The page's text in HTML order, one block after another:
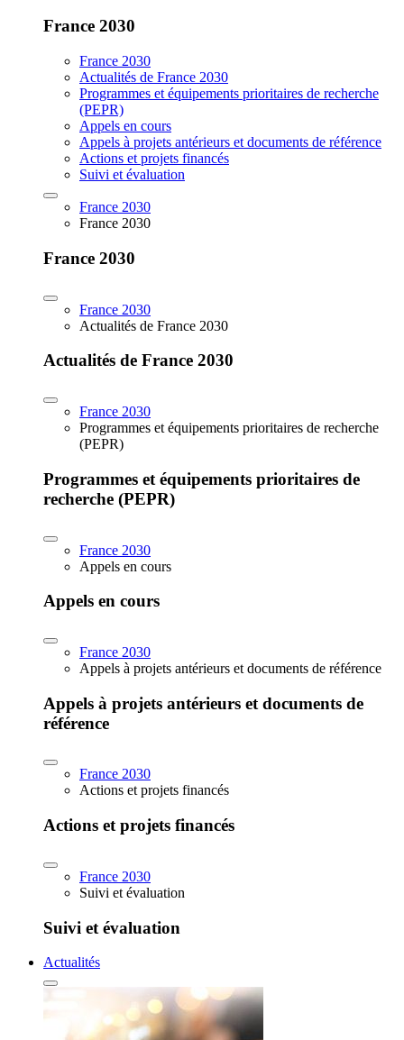
France 2030
France 2030
Actualités de France 2030
Programmes et équipements prioritaires de recherche
(PEPR)
Appels en cours
Appels à projets antérieurs et documents de référence
Actions et projets financés
Suivi et évaluation
France 2030
France 2030
France 2030
France 2030
Actualités de France 2030
Actualités de France 2030
France 2030
Programmes et équipements prioritaires de recherche
(PEPR)
Programmes et équipements prioritaires de
recherche (PEPR)
France 2030
Appels en cours
Appels en cours
France 2030
Appels à projets antérieurs et documents de référence
Appels à projets antérieurs et documents de
référence
France 2030
Actions et projets financés
Actions et projets financés
France 2030
Suivi et évaluation
Suivi et évaluation
Actualités